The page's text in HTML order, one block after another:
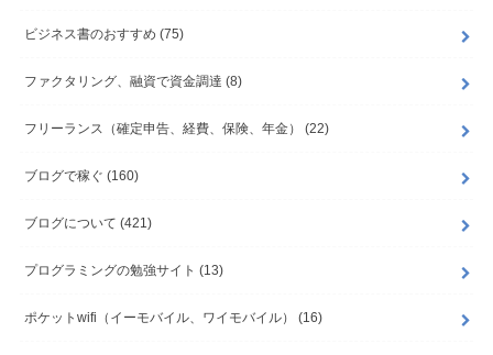
ビジネス書のおすすめ (75)
ファクタリング、融資で資金調達 (8)
フリーランス（確定申告、経費、保険、年金） (22)
ブログで稼ぐ (160)
ブログについて (421)
プログラミングの勉強サイト (13)
ポケットwifi（イーモバイル、ワイモバイル） (16)